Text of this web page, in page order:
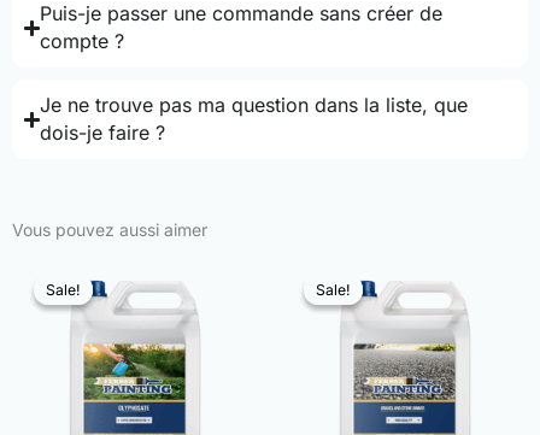
Puis-je passer une commande sans créer de
compte ?
Je ne trouve pas ma question dans la liste, que
dois-je faire ?
Vous pouvez aussi aimer
Sale!
Sale! Sale!
Sale!